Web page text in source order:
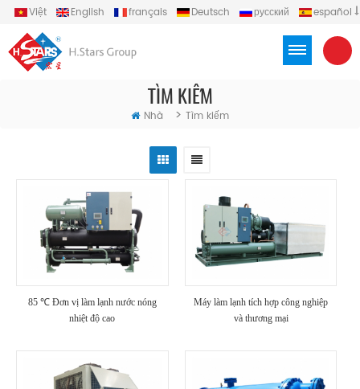
Việt English français Deutsch русский
español
TÌM KIẾM
Nhà > Tìm kiếm
85 ℃ Đơn vị làm lạnh nước nóng
nhiệt độ cao
Máy làm lạnh tích hợp công nghiệp
và thương mại